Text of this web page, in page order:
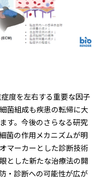
度を左右する重要な因⼦
菌組成も疾患の転帰に⼤
す。今後のさらなる研究
菌の作⽤メカニズムが明
マーカーとした診断技術
とした新たな治療法の開
・診断への可能性が広が